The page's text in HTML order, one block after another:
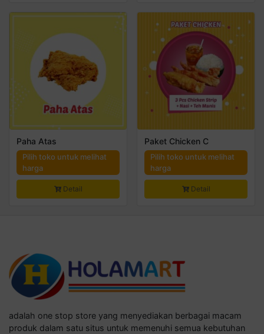
Paha Atas
Pilih toko untuk melihat
harga
Detail
Paket Chicken C
Pilih toko untuk melihat
harga
Detail
adalah one stop store yang menyediakan berbagai macam
produk dalam satu situs untuk memenuhi semua kebutuhan